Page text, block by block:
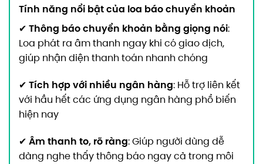
Tính năng nổi bật của loa báo chuyển khoản
✔ Thông báo chuyển khoản bằng giọng nói:
Loa phát ra âm thanh ngay khi có giao dịch,
giúp nhận diện thanh toán nhanh chóng
✔ Tích hợp với nhiều ngân hàng: Hỗ trợ liên kết
với hầu hết các ứng dụng ngân hàng phổ biến
hiện nay
✔ Âm thanh to, rõ ràng: Giúp người dùng dễ
dàng nghe thấy thông báo ngay cả trong môi